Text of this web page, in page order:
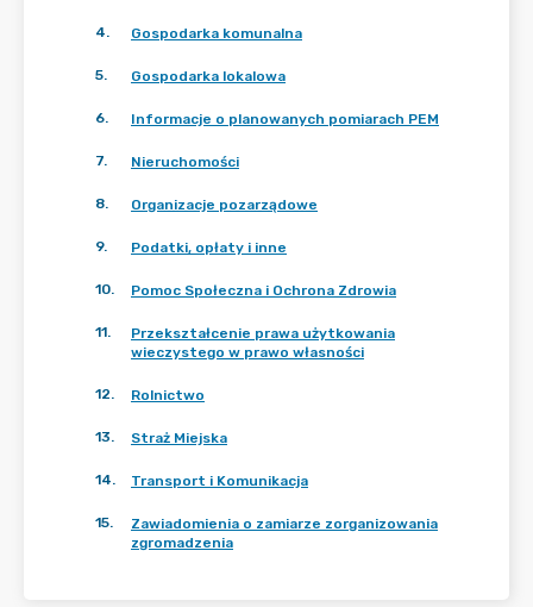
4. Gospodarka komunalna
5. Gospodarka lokalowa
6. Informacje o planowanych pomiarach PEM
7. Nieruchomości
8. Organizacje pozarządowe
9. Podatki, opłaty i inne
10. Pomoc Społeczna i Ochrona Zdrowia
11.
Przekształcenie prawa użytkowania
wieczystego w prawo własności
12. Rolnictwo
13. Straż Miejska
14. Transport i Komunikacja
15.
Zawiadomienia o zamiarze zorganizowania
zgromadzenia